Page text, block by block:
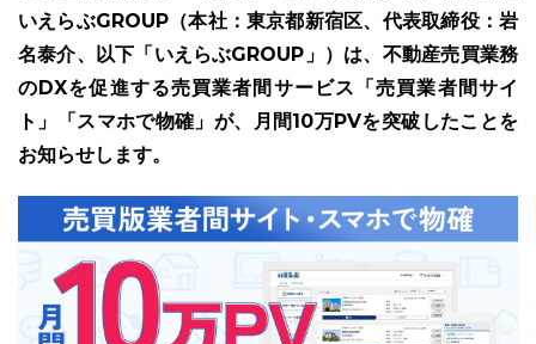
いえらぶGROUP（本社：東京都新宿区、代表取締役：岩
名泰介、以下「いえらぶGROUP」）は、不動産売買業務
のDXを促進する売買業者間サービス「売買業者間サイ
ト」「スマホで物確」が、月間10万PVを突破したことを
お知らせします。